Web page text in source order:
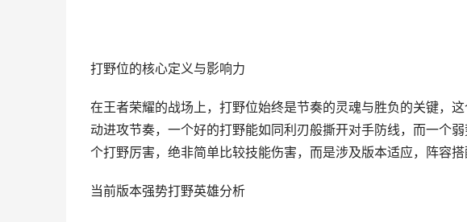
打野位的核心定义与影响力
在王者荣耀的战场上，打野位始终是节奏的灵魂与胜负的关键，
动进攻节奏，一个好的打野能如同利刃般撕开对手防线，而一个
个打野厉害，绝非简单比较技能伤害，而是涉及版本适应，阵容搭
当前版本强势打野英雄分析